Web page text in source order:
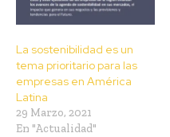
La sostenibilidad es un
tema prioritario para las
empresas en América
Latina
29 Marzo, 2021
En "Actualidad"